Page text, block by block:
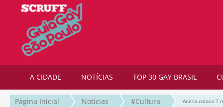
A CIDADE NOTÍCIAS TOP 30 GAY BRASIL
Página Inicial Notícias #Cultura Anitta coloca 7